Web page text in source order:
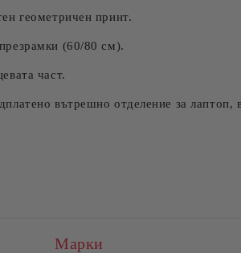
геометричен принт.
(60/80 см).
част.
вътрешно отделение за лаптоп,
Марки